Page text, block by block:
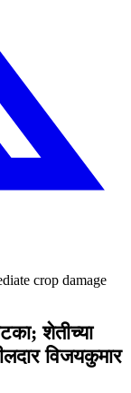
crop damage
शेतीच्या
विजयकुमार